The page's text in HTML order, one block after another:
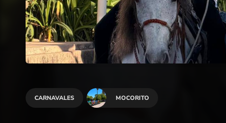
CARNAVALES MOCORITO